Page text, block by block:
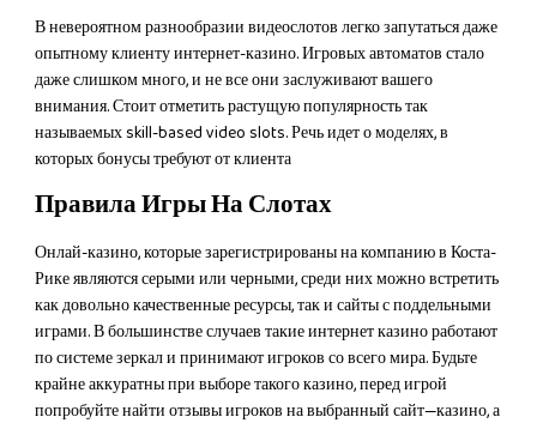
В невероятном разнообразии видеослотов легко запутаться даже
опытному клиенту интернет-казино. Игровых автоматов стало
даже слишком много, и не все они заслуживают вашего
внимания. Стоит отметить растущую популярность так
называемых skill-based video slots. Речь идет о моделях, в
которых бонусы требуют от клиента
Правила Игры На Слотах
Онлай-казино, которые зарегистрированы на компанию в Коста-
Рике являются серыми или черными, среди них можно встретить
как довольно качественные ресурсы, так и сайты с поддельными
играми. В большинстве случаев такие интернет казино работают
по системе зеркал и принимают игроков со всего мира. Будьте
крайне аккуратны при выборе такого казино, перед игрой
попробуйте найти отзывы игроков на выбранный сайт—казино, а